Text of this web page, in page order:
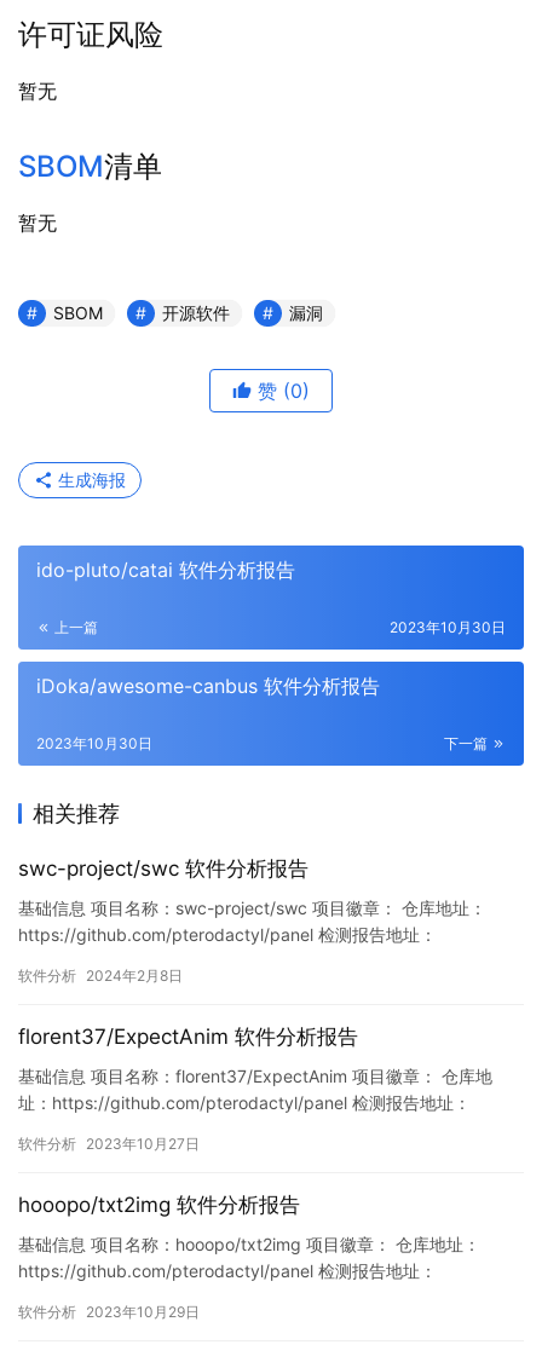
许可证风险
暂无
SBOM清单
暂无
SBOM 开源软件 漏洞
赞 (0)
生成海报
ido-pluto/catai 软件分析报告
上一篇 2023年10月30日
iDoka/awesome-canbus 软件分析报告
下一篇
2023年10月30日
相关推荐
swc-project/swc 软件分析报告
基础信息 项目名称：swc-project/swc 项目徽章： 仓库地址：
https://github.com/pterodactyl/panel 检测报告地址：
87040/1755606668570030080 此报告由Murphysec提供 漏
软件分析 2024年2月8日
florent37/ExpectAnim 软件分析报告
基础信息 项目名称：florent37/ExpectAnim 项目徽章： 仓库地
址：https://github.com/pterodactyl/panel 检测报告地址：
08128/1717883829200142336 此报告由Murphysec…
软件分析 2023年10月27日
hooopo/txt2img 软件分析报告
基础信息 项目名称：hooopo/txt2img 项目徽章： 仓库地址：
https://github.com/pterodactyl/panel 检测报告地址：
11168/1718650059943968768 此报告由Murphysec提供 漏洞
软件分析 2023年10月29日